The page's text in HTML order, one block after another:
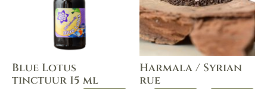
Blue Lotus
tinctuur 15 ml
Harmala / Syrian
rue